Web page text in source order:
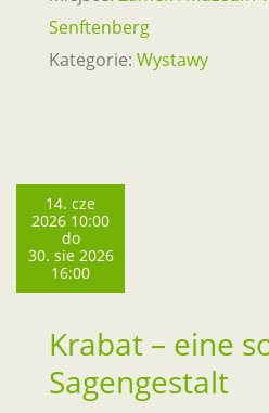
Senftenberg
Kategorie: Wystawy
14. cze
2026 10:00
do
30. sie 2026
16:00
Krabat – eine
Sagengestalt